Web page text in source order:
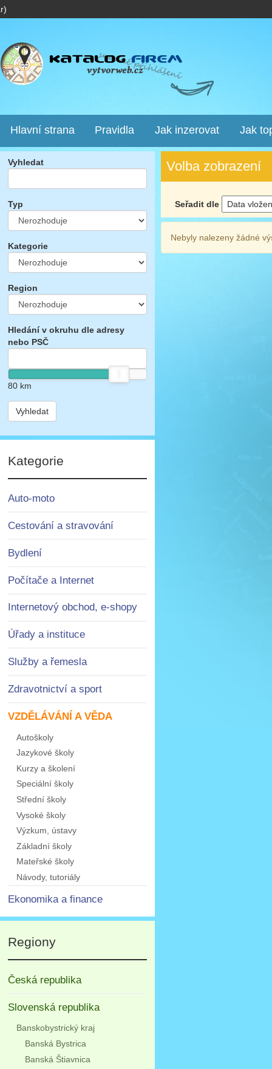
Hlavní strana Pravidla Jak inzerovat Jak
Vyhledat
Typ
Kategorie
Region
Hledání v okruhu dle adresy
nebo PSČ
80km
Vyhledat
Kategorie
Auto-moto
Cestování a stravování
Bydlení
Počítače a Internet
Internetový obchod, e-shopy
Úřady a instituce
Služby a řemesla
Zdravotnictví a sport
VZDĚLÁVÁNÍ A VĚDA
Autoškoly
Jazykové školy
Kurzy a školení
Speciální školy
Střední školy
Vysoké školy
Výzkum, ústavy
Základní školy
Mateřské školy
Návody, tutoriály
Ekonomika a finance
Regiony
Česká republika
Slovenská republika
Banskobystrický kraj
Banská Bystrica
Banská Štiavnica
Volba zobrazení
Seřadit dle
Nebyly nalezeny žádné